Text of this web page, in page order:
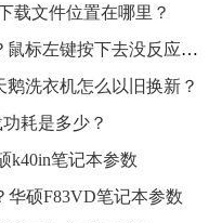
载文件位置在哪里？
鼠标左键按下去没反应怎么回事？鼠标左键按下去没反应怎么解决？
洗衣机怎么以旧换新？
耗是多少？
k40in笔记本参数
华硕F83VD笔记本参数